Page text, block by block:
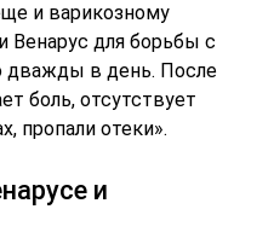
и варикозному
Венарус для борьбы с
дважды в день. После
боль, отсутствует
пропали отеки».
и